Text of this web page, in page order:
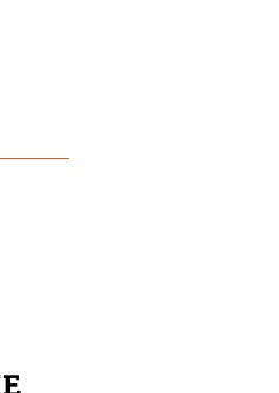
rankingi w
División